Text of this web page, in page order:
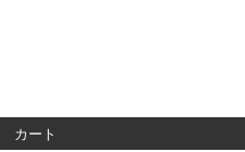
カート